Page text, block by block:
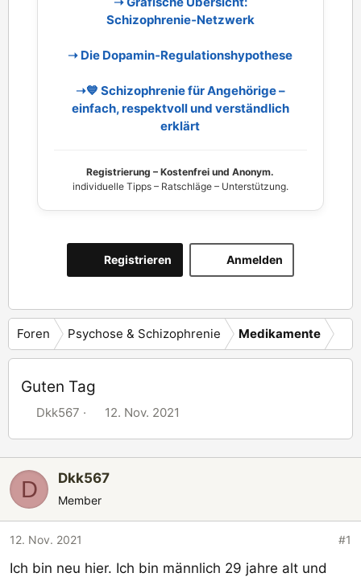
Schizophrenie‑Netzwerk
➝ Die Dopamin‑Regulationshypothese
➝💙 Schizophrenie für Angehörige –
einfach, respektvoll und verständlich
erklärt
Registrierung – Kostenfrei und Anonym.
individuelle Tipps – Ratschläge – Unterstützung.
Anmelden
Registrieren
Foren Psychose & Schizophrenie Medikamente
Guten Tag
E
t
e
l
e
r
Dkk567
E
t
a
12. Nov. 2021
D Dkk567
Member
12. Nov. 2021 #1
Ich bin neu hier. Ich bin männlich 29 jahre alt und